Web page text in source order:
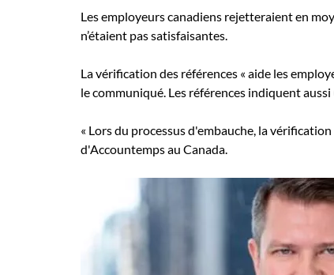
Les employeurs canadiens rejetteraient en
n’étaient pas satisfaisantes.
La vérification des références « aide les
le communiqué. Les références indiquent
« Lors du processus d'embauche, la
d'Accountemps au Canada.